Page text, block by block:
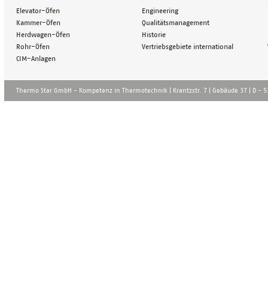
Navigation
überspringen
Elevator-Öfen
Kammer-Öfen
Herdwagen-Öfen
Rohr-Öfen
CIM-Anlagen
Navigation
überspringen
Engineering
Qualitätsmanagement
Historie
Vertriebsgebiete international
Thermo Star GmbH - Kompetenz in Thermotechnik | Krantzstr. 7 | Gebä̈ude 37 | D -